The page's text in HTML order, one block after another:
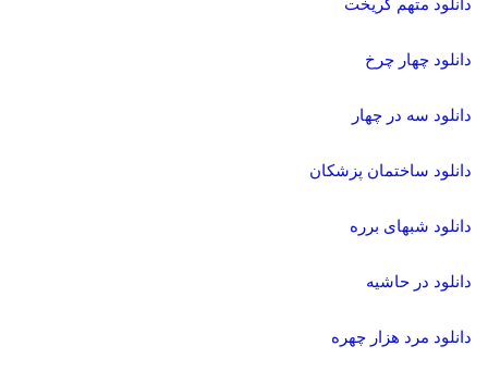
دانلود چهار چرخ
دانلود سه در چهار
دانلود ساختمان پزشکان
دانلود شبهای برره
دانلود در حاشیه
دانلود مرد هزار چهره